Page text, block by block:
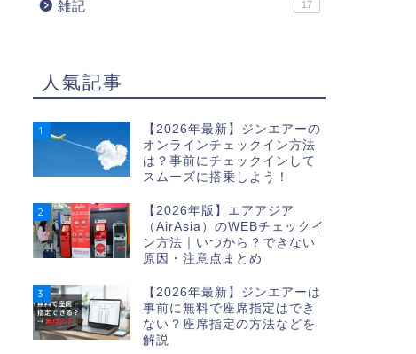
雑記 17
人氣記事
1
【2026年最新】ジンエアーの
オンラインチェックイン方法
は？事前にチェックインして
スムーズに搭乗しよう！
2
【2026年版】エアアジア
（AirAsia）のWEBチェックイ
ン方法｜いつから？できない
原因・注意点まとめ
3
【2026年最新】ジンエアーは
事前に無料で座席指定はでき
ない？座席指定の方法などを
解説